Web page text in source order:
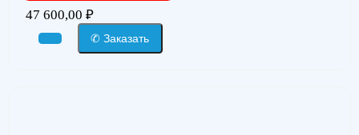
47 600,00 ₽
✆ Заказать